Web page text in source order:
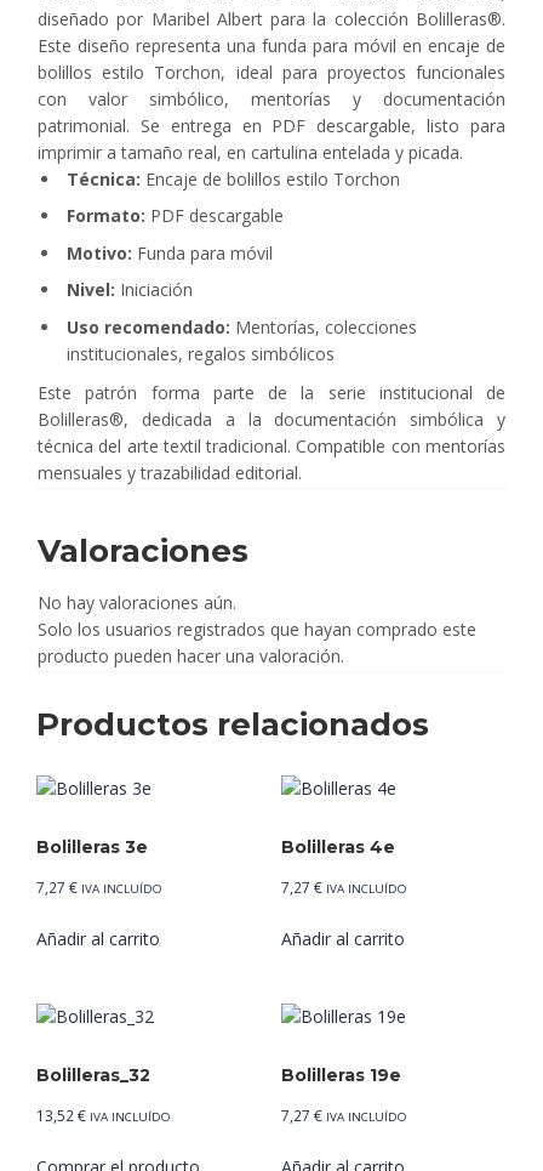
diseñado por Maribel Albert para la colección Bolilleras®.
Este diseño representa una funda para móvil en encaje de
bolillos estilo Torchon, ideal para proyectos funcionales
con valor simbólico, mentorías y documentación
patrimonial. Se entrega en PDF descargable, listo para
imprimir a tamaño real, en cartulina entelada y picada.
Técnica: Encaje de bolillos estilo Torchon
Formato: PDF descargable
Motivo: Funda para móvil
Nivel: Iniciación
Uso recomendado: Mentorías, colecciones
institucionales, regalos simbólicos
Este patrón forma parte de la serie institucional de
Bolilleras®, dedicada a la documentación simbólica y
técnica del arte textil tradicional. Compatible con mentorías
mensuales y trazabilidad editorial.
Valoraciones
No hay valoraciones aún.
Solo los usuarios registrados que hayan comprado este
producto pueden hacer una valoración.
Productos relacionados
Bolilleras 3e
7,27 € IVA INCLUÍDO
Añadir al carrito
Bolilleras 4e
7,27 € IVA INCLUÍDO
Añadir al carrito
Bolilleras_32
13,52€ IVA INCLUÍDO
Bolilleras 19e
7,27 € IVA INCLUÍDO